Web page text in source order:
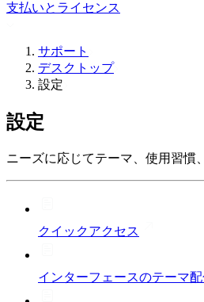
支払いとライセンス
サポート
デスクトップ
設定
設定
ニーズに応じてテーマ、使用習慣
クイックアクセス
インターフェースのテーマ